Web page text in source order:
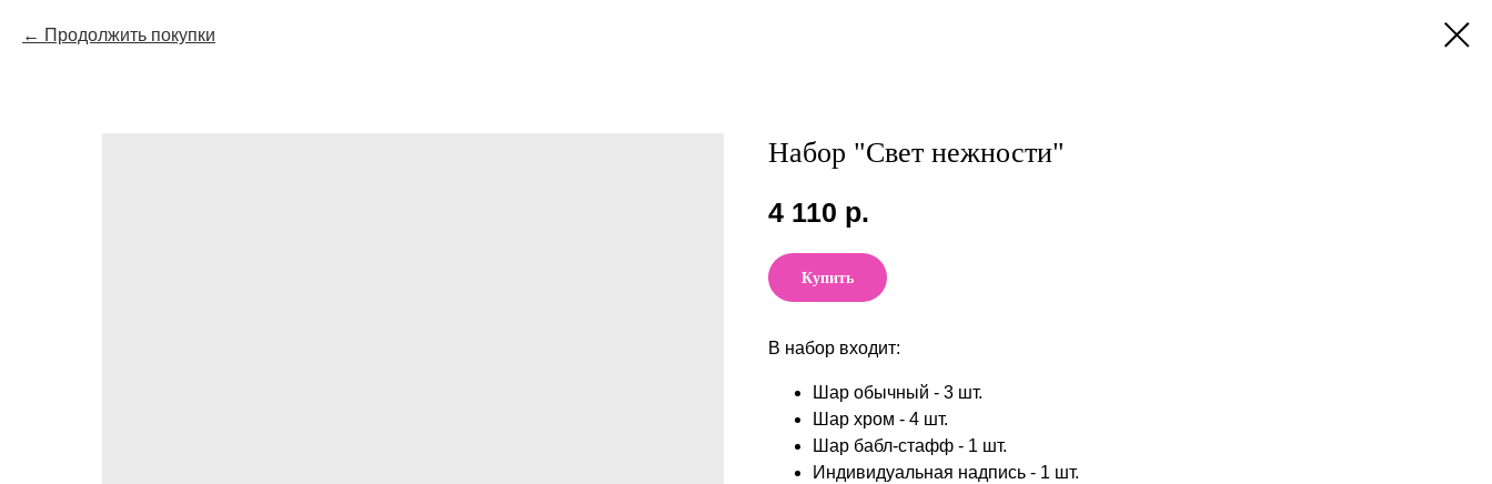
Продолжить покупки
Набор "Свет нежности"
4 110 р.
Купить
В набор входит:
Шар обычный - 3 шт.
Шар хром - 4 шт.
Шар бабл-стафф - 1 шт.
Индивидуальная надпись - 1 шт.